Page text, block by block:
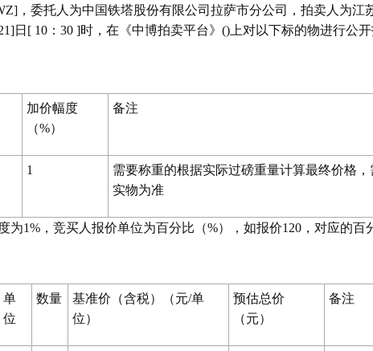
，委托人为中国铁塔股份有限公司拉萨市分公司，拍卖人为江
日[ 10：30 ]时，在《中博拍卖平台》()上对以下标的物进行公
加价幅度
（%）
备注
1
需要称重的根据实际过磅重量计算最终价格
实物为准
1%，竞买人报价单位为百分比（%），如报价120，对应的百
单
位
数量
基准价（含税）（元/单
位）
预估总价
（元）
备注